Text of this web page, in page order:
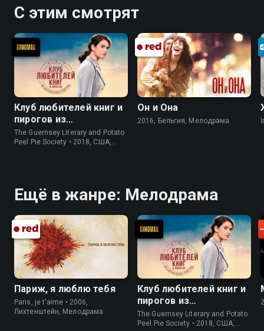
С этим смотрят
Клуб любителей книг и
пирогов из
картофельных
очистков
The Guernsey Literary and Potato
Peel Pie Society • 2018, США,
Он и Она
2016, Бельгия, Мелодрама
Ещё в жанре: Мелодрама
Париж, я люблю тебя
Paris, je t'aime • 2006,
Лихтенштейн, Мелодрама
Клуб любителей книг и
пирогов из
картофельных
очистков
The Guernsey Literary and Potato
Peel Pie Society • 2018, США,